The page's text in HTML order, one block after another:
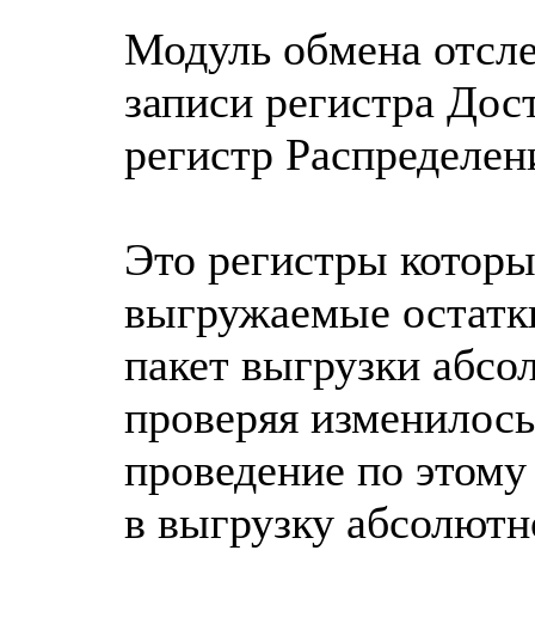
Модуль обмена
записи регистра
регистр
Это регистры
выгружаемые
пакет выгрузки
проверяя
проведение по
в выгрузку